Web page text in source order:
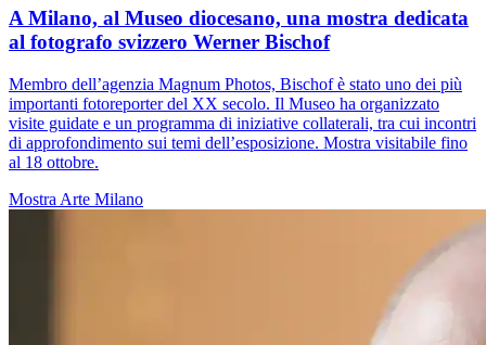
A Milano, al Museo diocesano, una mostra dedicata
al fotografo svizzero Werner Bischof
Membro dell’agenzia Magnum Photos, Bischof è stato uno dei più
importanti fotoreporter del XX secolo. Il Museo ha organizzato
visite guidate e un programma di iniziative collaterali, tra cui incontri
di approfondimento sui temi dell’esposizione. Mostra visitabile fino
al 18 ottobre.
Mostra Arte Milano